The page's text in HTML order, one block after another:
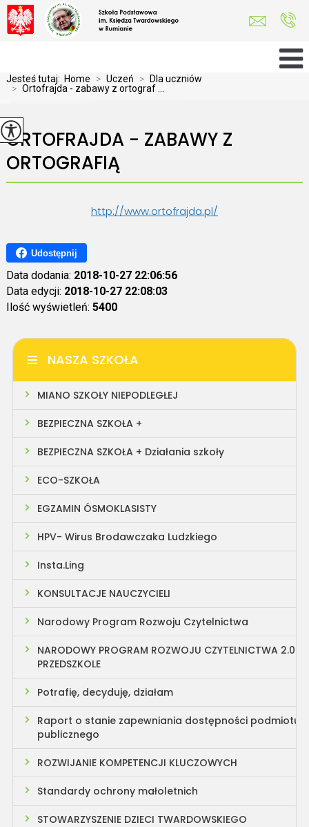
Jesteś tutaj: Home > Uczeń >
Dla uczniów
> Ortofrajda - zabawy z ortograf ...
ORTOFRAJDA - ZABAWY Z
ORTOGRAFIĄ
http://www.ortofrajda.pl/
Udostępnij
Data dodania: 2018-10-27 22:06:56
Data edycji: 2018-10-27 22:08:03
Ilość wyświetleń: 5400
NASZA SZKOŁA
MIANO SZKOŁY NIEPODLEGŁEJ
BEZPIECZNA SZKOŁA +
BEZPIECZNA SZKOŁA + Działania szkoły
ECO-SZKOŁA
EGZAMIN ÓSMOKLASISTY
HPV- Wirus Brodawczaka Ludzkiego
Insta.Ling
KONSULTACJE NAUCZYCIELI
Narodowy Program Rozwoju Czytelnictwa
NARODOWY PROGRAM ROZWOJU CZYTELNICTWA 2.0
PRZEDSZKOLE
Potrafię, decyduję, działam
Raport o stanie zapewniania dostępności podmiotu
publicznego
ROZWIJANIE KOMPETENCJI KLUCZOWYCH
Standardy ochrony małoletnich
STOWARZYSZENIE DZIECI TWARDOWSKIEGO